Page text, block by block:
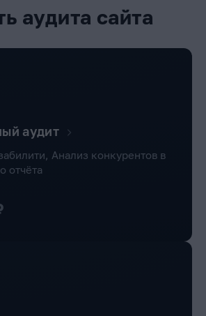
аудита сайта
аудит
Анализ конкурентов в
отчёта